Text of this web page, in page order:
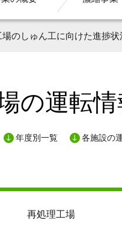
のしゅん工に向けた進捗状
の運転情
年度別一覧 各施設の
再処理工場